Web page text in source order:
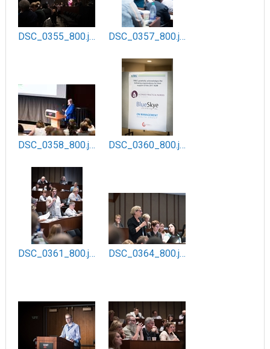
DSC_0355_800.jpg DSC_0357_800.jpg
DSC_0358_800.jpg DSC_0360_800.jpg
DSC_0361_800.jpg DSC_0364_800.jpg